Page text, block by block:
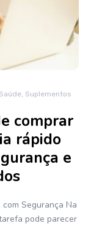
Saúde, Suplementos
comprar
rápido
e
Segurança Na
pode parecer